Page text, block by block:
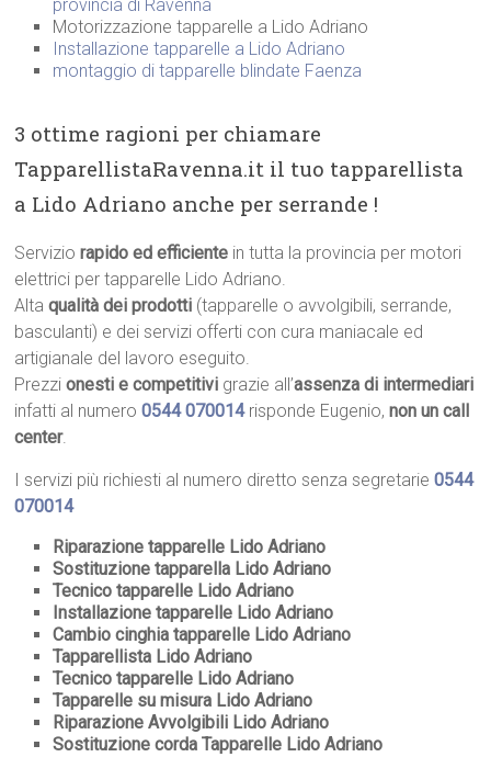
provincia di Ravenna
Motorizzazione tapparelle a Lido Adriano
Installazione tapparelle a Lido Adriano
montaggio di tapparelle blindate Faenza
3 ottime ragioni per chiamare
TapparellistaRavenna.it il tuo tapparellista
a Lido Adriano anche per serrande !
Serviziorapido ed efficiente in tutta la provincia per motori
elettrici per tapparelle Lido Adriano.
Altaqualità dei prodotti (tapparelle o avvolgibili, serrande,
basculanti) e dei servizi offerti con cura maniacale ed
artigianale del lavoro eseguito.
Prezzionesti e competitivi grazie all’assenza di intermediari
infatti al numero0544 070014 risponde Eugenio,non un call
center.
I servizi più richiesti al numero diretto senza segretarie0544
070014
Riparazione tapparelle Lido Adriano
Sostituzione tapparella Lido Adriano
Tecnico tapparelle Lido Adriano
Installazione tapparelle Lido Adriano
Cambio cinghia tapparelle Lido Adriano
Tapparellista Lido Adriano
Tecnico tapparelle Lido Adriano
Tapparelle su misura Lido Adriano
Riparazione Avvolgibili Lido Adriano
Sostituzione corda Tapparelle Lido Adriano